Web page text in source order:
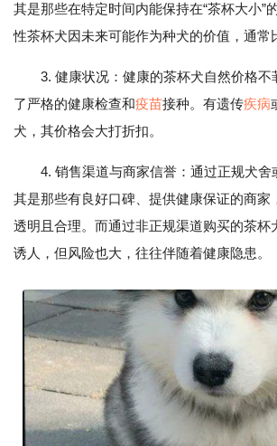
其是那些在特定时间内能保持在“茶杯大小”
性茶杯犬因未来可能作为种犬的价值，通常
3. 健康状况：健康的茶杯犬自然价格不
了严格的健康检查和疫苗接种。有遗传疾病
犬，其价格会大打折扣。
4. 销售渠道与商家信誉：通过正规犬舍
其是那些有良好口碑、提供健康保证的商家
透明且合理。而通过非正规渠道购买的茶杯
诱人，但风险也大，往往伴随着健康隐患。